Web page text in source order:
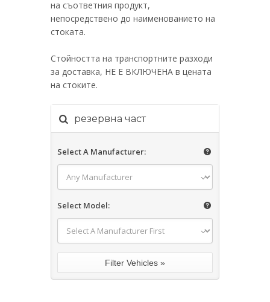
на съответния продукт,
непосредствено до наименованието на
стоката.
Стойността на транспортните разходи
за доставка, НЕ Е ВКЛЮЧЕНА в цената
на стоките.
резервна част
Select A Manufacturer:
Select Model: